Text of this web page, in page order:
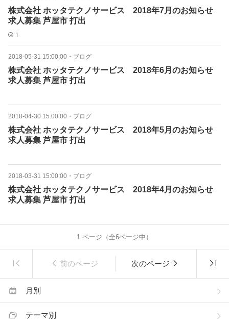
株式会社 ホッタテクノサービス 2018年7月のお知らせ
求人募集 芦屋市 打出
1
2018-05-31 15:00:00 ・ ブログ
株式会社 ホッタテクノサービス 2018年6月のお知らせ
求人募集 芦屋市 打出
2018-04-30 15:00:00 ・ ブログ
株式会社 ホッタテクノサービス 2018年5月のお知らせ
求人募集 芦屋市 打出
2018-03-31 15:00:00 ・ ブログ
株式会社 ホッタテクノサービス 2018年4月のお知らせ
求人募集 芦屋市 打出
1 ページ（全6ページ中）
前のページ 次のページ
月別
テーマ別